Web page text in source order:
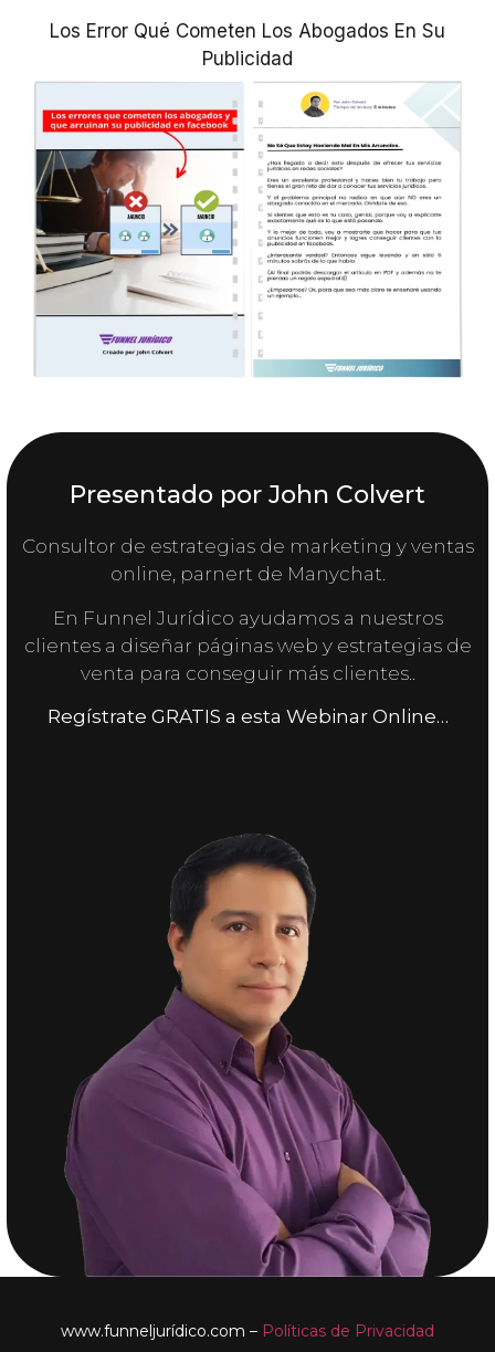
Los Error Qué Cometen Los Abogados En Su
Publicidad​
Presentado por John Colvert
Consultor de estrategias de marketing y ventas
online, parnert de Manychat.
En Funnel Jurídico ayudamos a nuestros
clientes a diseñar páginas web y estrategias de
venta para conseguir más clientes..
Regístrate GRATIS a esta Webinar Online…
www.funneljurídico.com – Políticas de Privacidad